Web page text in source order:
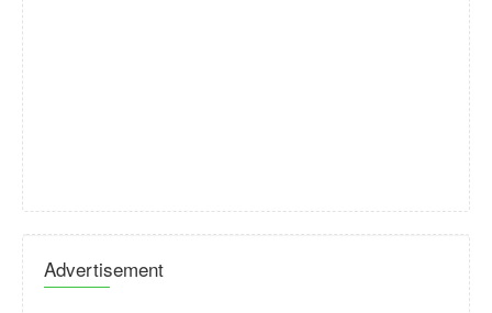
Advertisement